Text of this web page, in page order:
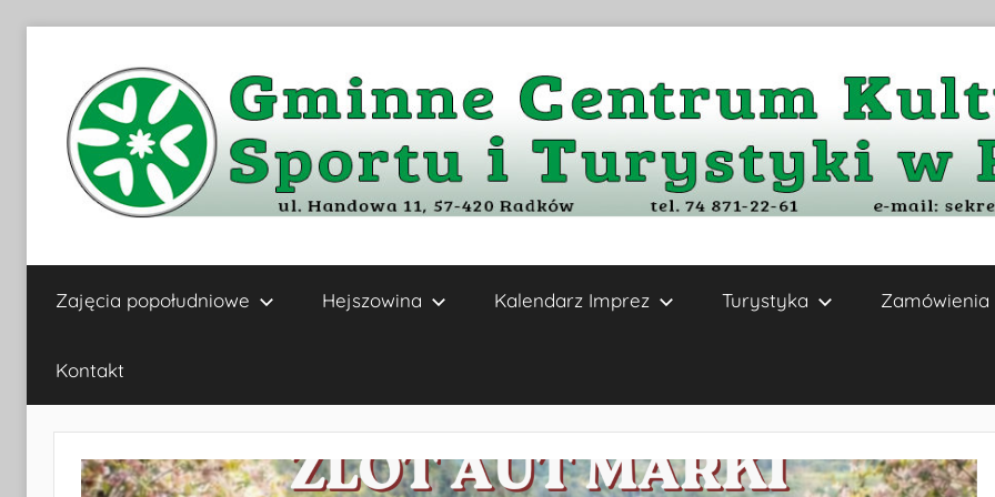
Gminne
Centrum
Kultury,
Sportu
Zajęcia popołudniowe Hejszowina Kalendarz Imprez Turystyka Zamówienia
Kontakt